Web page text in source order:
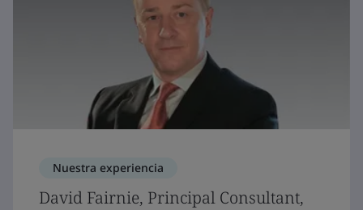
Nuestra experiencia
David Fairnie, Principal Consultant,